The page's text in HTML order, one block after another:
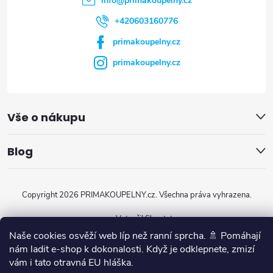
Naše cookies osvěží web líp než ranní sprcha. 🚿 Pomáhají
nám ladit e-shop k dokonalosti. Když je odklepnete, zmizí
vám i tato otravná EU hláška.
+420603160776
primakoupelny.cz
primakoupelny.cz
Vše o nákupu
Blog
Vytvořil Shoptet
Copyright 2026 PRIMAKOUPELNY.cz. Všechna práva vyhrazena.